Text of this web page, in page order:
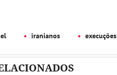
iranianos execuções